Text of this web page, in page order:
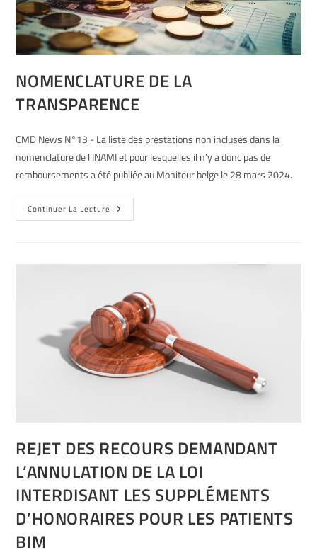
NOMENCLATURE DE LA
TRANSPARENCE
CMD News N°13 - La liste des prestations non incluses dans la
nomenclature de l’INAMI et pour lesquelles il n’y a donc pas de
remboursements a été publiée au Moniteur belge le 28 mars 2024.
Continuer La Lecture
REJET DES RECOURS DEMANDANT
L’ANNULATION DE LA LOI
INTERDISANT LES SUPPLÉMENTS
D’HONORAIRES POUR LES PATIENTS
BIM